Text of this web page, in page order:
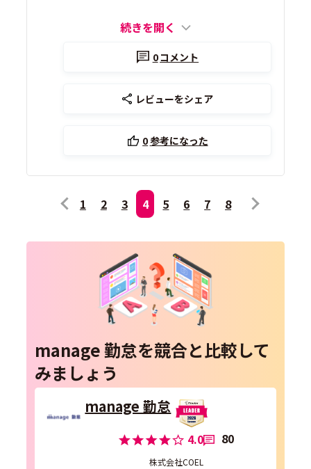
続きを開く
0コメント
レビューをシェア
0参考になった
1 2 3 4 5 6 7 8
manage 勤怠を競合と比較して
みましょう
manage 勤怠
4.0 80
株式会社COEL